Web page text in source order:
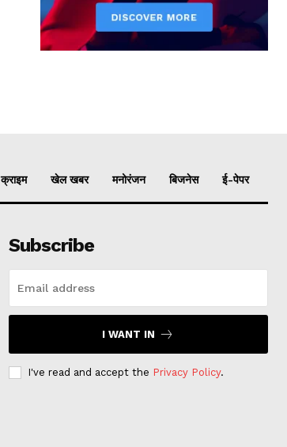
क्राइम खेल खबर मनोरंजन बिजनेस ई-पेपर
Subscribe
I WANT IN
I've read and accept the Privacy Policy.